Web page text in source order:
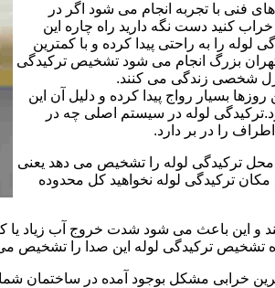
فنی با تجربه انجام می شود اگر در
کنید دست نگه دارید راه چاره این
را به راحتی پیدا کرده و با کمترین
بزرگ انجام می شود تشخیص ترکیدگی
شخصی زندگی می کنند.
بسیار رواج پیدا کرده و دلیل آن این
لوله در سیستم اصلی چه در
را در بر دارد.
محل ترکیدگی لوله را تشخیص می دهد یعنی
ترکیدگی لوله نخواهید کل محدوده
و این باعث می شود شدت خروج آب زیاد یا
تشخیص ترکیدگی لوله این صدا را تشخیص
خرابی مشکل بوجود آمده در ساختمان